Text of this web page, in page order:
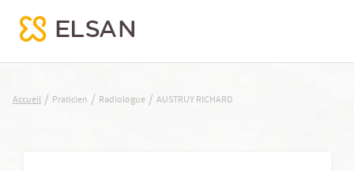
AUSTRUY RICHARD
Accueil / Praticien / Radiologue / AUSTRUY RICHARD